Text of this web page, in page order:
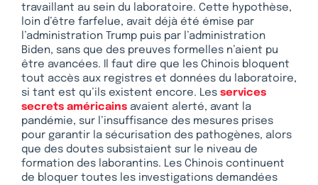
travaillant au sein du laboratoire. Cette hypothèse,
loin d’être farfelue, avait déjà été émise par
l’administration Trump puis par l’administration
Biden, sans que des preuves formelles n’aient pu
être avancées. Il faut dire que les Chinois bloquent
tout accès aux registres et données du laboratoire,
si tant est qu’ils existent encore. Les services
secrets américains avaient alerté, avant la
pandémie, sur l’insuffisance des mesures prises
pour garantir la sécurisation des pathogènes, alors
que des doutes subsistaient sur le niveau de
formation des laborantins. Les Chinois continuent
de bloquer toutes les investigations demandées